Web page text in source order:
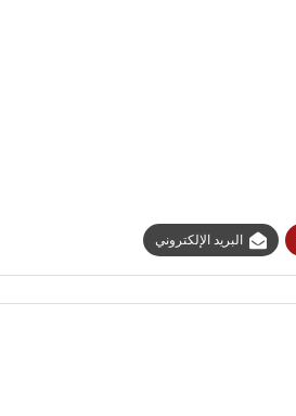
البريد الإلكتروني